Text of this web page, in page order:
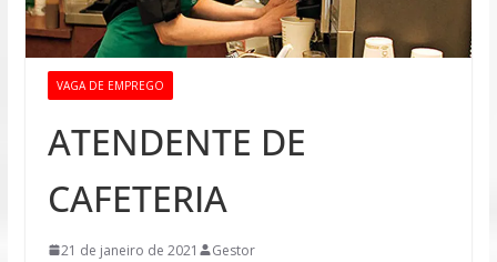
VAGA DE EMPREGO
ATENDENTE DE
CAFETERIA
21 de janeiro de 2021 Gestor